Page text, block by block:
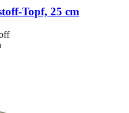
​Topf, 25 cm